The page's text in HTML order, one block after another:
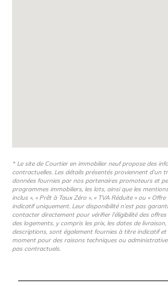
* Le site de Courtier en immobilier neuf propose des
contractuelles. Les détails présentés proviennent d’un
données fournies par nos partenaires promoteurs et
programmes immobiliers, les lots, ainsi que les
inclus », « Prêt à Taux Zéro », « TVA Réduite » ou «
indicatif uniquement. Leur disponibilité n’est pas
contacter directement pour vérifier l’éligibilité des
des logements, y compris les prix, les dates de
descriptions, sont également fournies à titre indicatif
moment pour des raisons techniques ou
pas contractuels.